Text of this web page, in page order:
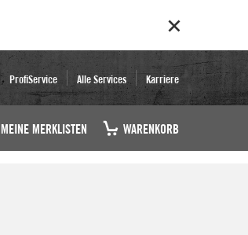
ProfiService Alle Services Karriere
MEINE MERKLISTEN WARENKORB